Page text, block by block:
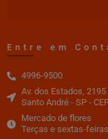
Entre em
4996-9500
Av. dos Estados,
Santo André - SP -
Mercado de flores
Terças e sextas-